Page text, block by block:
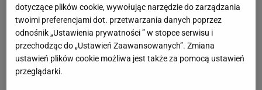
dotyczące plików cookie, wywołując narzędzie do zarządzania
twoimi preferencjami dot. przetwarzania danych poprzez
odnośnik „Ustawienia prywatności ” w stopce serwisu i
przechodząc do „Ustawień Zaawansowanych”. Zmiana
ustawień plików cookie możliwa jest także za pomocą ustawień
przeglądarki.